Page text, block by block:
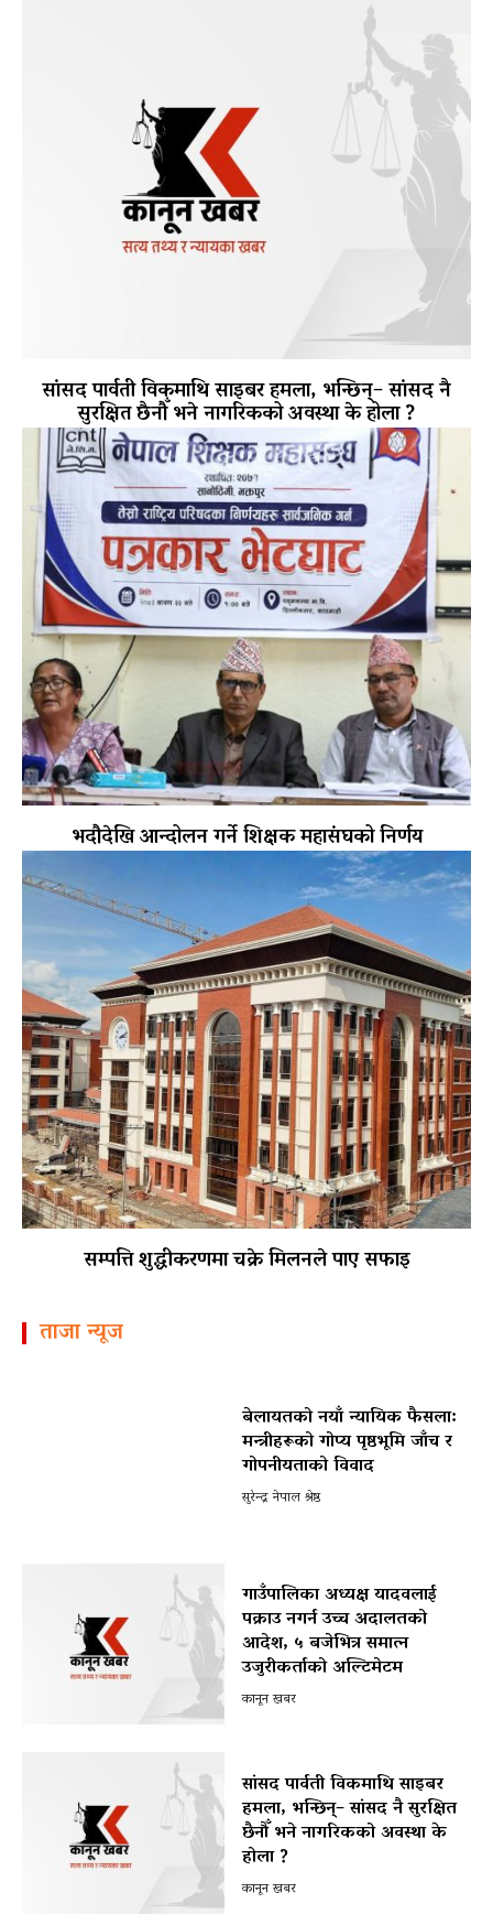
सांसद पार्वती विकमाथि साइबर हमला, भन्छिन्– सांसद नै
सुरक्षित छैनौँ भने नागरिकको अवस्था के होला ?
भदौदेखि आन्दोलन गर्ने शिक्षक महासंघको निर्णय
सम्पत्ति शुद्धीकरणमा चक्रे मिलनले पाए सफाइ
ताजा न्यूज
बेलायतको नयाँ न्यायिक फैसला:
मन्त्रीहरूको गोप्य पृष्ठभूमि जाँच र
गोपनीयताको विवाद
सुरेन्द्र नेपाल श्रेष्ठ
गाउँपालिका अध्यक्ष यादवलाई
पक्राउ नगर्न उच्च अदालतको
आदेश, ५ बजेभित्र समात्न
उजुरीकर्ताको अल्टिमेटम
कानून खबर
सांसद पार्वती विकमाथि साइबर
हमला, भन्छिन्– सांसद नै सुरक्षित
छैनौँ भने नागरिकको अवस्था के
होला ?
कानून खबर